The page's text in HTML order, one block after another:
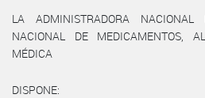
LA ADMINISTRADORA
NACIONAL DE MEDICAMENTOS,
MÉDICA
DISPONE: